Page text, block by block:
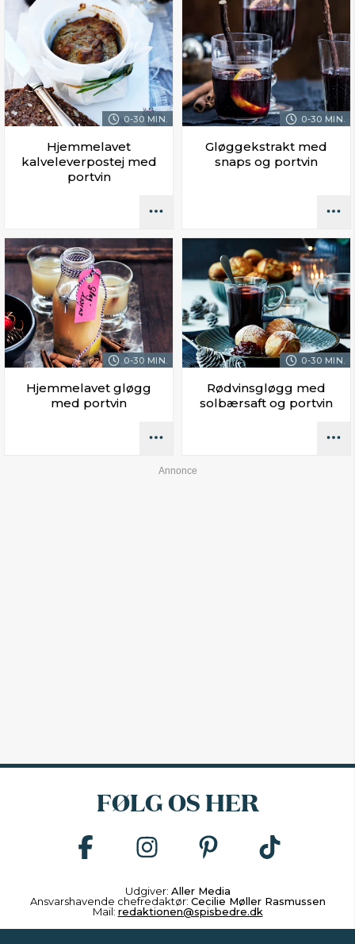
0-30 MIN.
Hjemmelavet
kalveleverpostej med
portvin
0-30 MIN.
Gløggekstrakt med
snaps og portvin
0-30 MIN.
Hjemmelavet gløgg
med portvin
0-30 MIN.
Rødvinsgløgg med
solbærsaft og portvin
FØLG OS HER
Udgiver: Aller Media
Ansvarshavende chefredaktør: Cecilie Møller Rasmussen
Mail: redaktionen@spisbedre.dk